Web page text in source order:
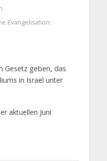
Evangelisation:
Gesetz geben, das
in Israel unter
aktuellen Juni